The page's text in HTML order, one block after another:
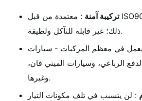
تركيبة آمنة : معتمدة من قبل ISO9001 و SGS وما إلى
ذلك؛ غير قابلة للتآكل ولطيفة.
في معظم المركبات - سيارات
الرباعي، وسيارات الميني فان،
وغيرها.
: لن يتسبب في تلف مكونات التيار